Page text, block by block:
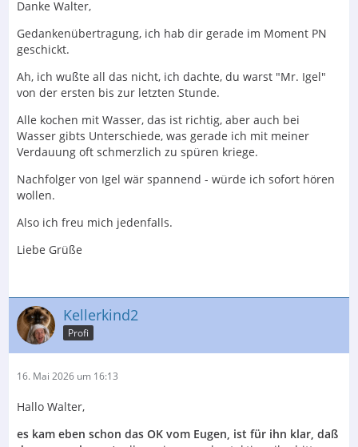
Danke Walter,
Gedankenübertragung, ich hab dir gerade im Moment PN
geschickt.
Ah, ich wußte all das nicht, ich dachte, du warst "Mr. Igel"
von der ersten bis zur letzten Stunde.
Alle kochen mit Wasser, das ist richtig, aber auch bei
Wasser gibts Unterschiede, was gerade ich mit meiner
Verdauung oft schmerzlich zu spüren kriege.
Nachfolger von Igel wär spannend - würde ich sofort hören
wollen.
Also ich freu mich jedenfalls.
Liebe Grüße
Kellerkind2
Profi
16. Mai 2026 um 16:13
Hallo Walter,
es kam eben schon das OK vom Eugen, ist für ihn klar, daß